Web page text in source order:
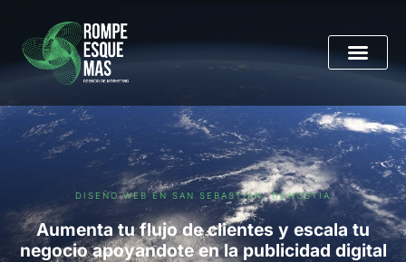
DISEÑO WEB EN SAN SEBASTIÁN, DONOSTIA
Aumenta tu flujo de clientes y escala tu
negocio apoyandote en la publicidad digital